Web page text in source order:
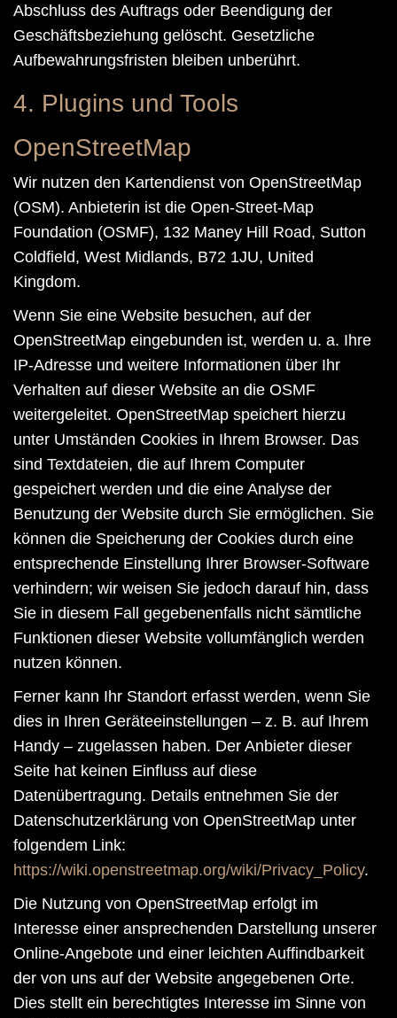
Abschluss des Auftrags oder Beendigung der
Geschäftsbeziehung gelöscht. Gesetzliche
Aufbewahrungsfristen bleiben unberührt.
4. Plugins und Tools
OpenStreetMap
Wir nutzen den Kartendienst von OpenStreetMap
(OSM). Anbieterin ist die Open-Street-Map
Foundation (OSMF), 132 Maney Hill Road, Sutton
Coldfield, West Midlands, B72 1JU, United
Kingdom.
Wenn Sie eine Website besuchen, auf der
OpenStreetMap eingebunden ist, werden u. a. Ihre
IP-Adresse und weitere Informationen über Ihr
Verhalten auf dieser Website an die OSMF
weitergeleitet. OpenStreetMap speichert hierzu
unter Umständen Cookies in Ihrem Browser. Das
sind Textdateien, die auf Ihrem Computer
gespeichert werden und die eine Analyse der
Benutzung der Website durch Sie ermöglichen. Sie
können die Speicherung der Cookies durch eine
entsprechende Einstellung Ihrer Browser-Software
verhindern; wir weisen Sie jedoch darauf hin, dass
Sie in diesem Fall gegebenenfalls nicht sämtliche
Funktionen dieser Website vollumfänglich werden
nutzen können.
Ferner kann Ihr Standort erfasst werden, wenn Sie
dies in Ihren Geräteeinstellungen – z. B. auf Ihrem
Handy – zugelassen haben. Der Anbieter dieser
Seite hat keinen Einfluss auf diese
Datenübertragung. Details entnehmen Sie der
Datenschutzerklärung von OpenStreetMap unter
folgendem Link:
https://wiki.openstreetmap.org/wiki/Privacy_Policy.
Die Nutzung von OpenStreetMap erfolgt im
Interesse einer ansprechenden Darstellung unserer
Online-Angebote und einer leichten Auffindbarkeit
der von uns auf der Website angegebenen Orte.
Dies stellt ein berechtigtes Interesse im Sinne von